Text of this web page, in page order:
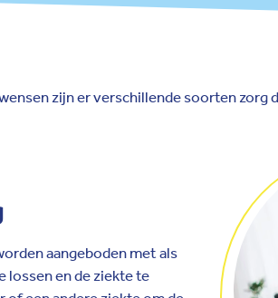
zijn er verschillende soorten zorg
aangeboden met als
lossen en de ziekte te